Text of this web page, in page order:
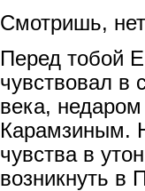
Смотришь,
Перед тобой
чувствовал в
века,
Карамзиным.
чувства в
возникнуть в